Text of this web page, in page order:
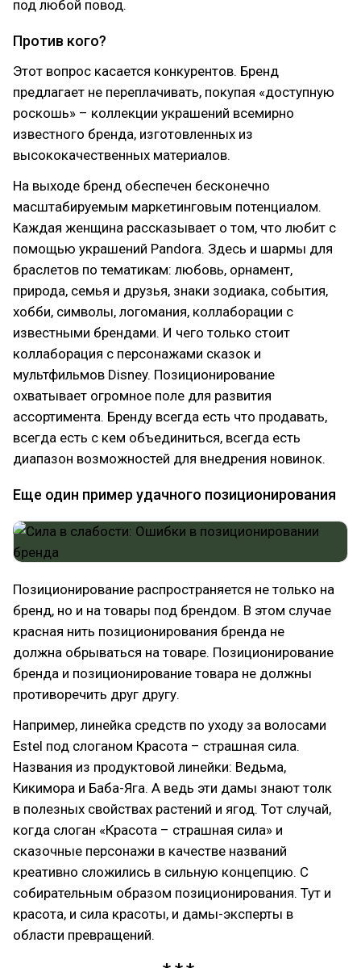
под любой повод.
Против кого?
Этот вопрос касается конкурентов. Бренд
предлагает не переплачивать, покупая «доступную
роскошь» – коллекции украшений всемирно
известного бренда, изготовленных из
высококачественных материалов.
На выходе бренд обеспечен бесконечно
масштабируемым маркетинговым потенциалом.
Каждая женщина рассказывает о том, что любит с
помощью украшений Pandora. Здесь и шармы для
браслетов по тематикам: любовь, орнамент,
природа, семья и друзья, знаки зодиака, события,
хобби, символы, логомания, коллаборации с
известными брендами. И чего только стоит
коллаборация с персонажами сказок и
мультфильмов Disney. Позиционирование
охватывает огромное поле для развития
ассортимента. Бренду всегда есть что продавать,
всегда есть с кем объединиться, всегда есть
диапазон возможностей для внедрения новинок.
Еще один пример удачного позиционирования
Позиционирование распространяется не только на
бренд, но и на товары под брендом. В этом случае
красная нить позиционирования бренда не
должна обрываться на товаре. Позиционирование
бренда и позиционирование товара не должны
противоречить друг другу.
Например, линейка средств по уходу за волосами
Estel под слоганом Красота – страшная сила.
Названия из продуктовой линейки: Ведьма,
Кикимора и Баба-Яга. А ведь эти дамы знают толк
в полезных свойствах растений и ягод. Тот случай,
когда слоган «Красота – страшная сила» и
сказочные персонажи в качестве названий
креативно сложились в сильную концепцию. С
собирательным образом позиционирования. Тут и
красота, и сила красоты, и дамы-эксперты в
области превращений.